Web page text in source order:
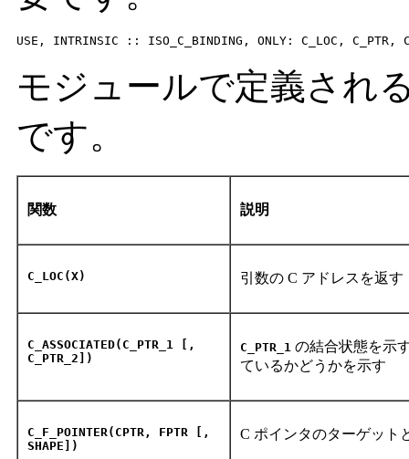
USE, INTRINSIC :: ISO_C_BINDING, ONLY: C_LOC, C_PTR,
モジュールで定義され
です。
関数 説明
C_LOC(X) 引数の C アドレスを返す
C_ASSOCIATED(C_PTR_1 [,
C_PTR_2])
C_PTR_1 の結合状態を示
ているかどうかを示す
C_F_POINTER(CPTR, FPTR [,
SHAPE])
C ポインタのターゲット